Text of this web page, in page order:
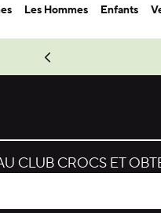
Les Hommes Enfants
Man
CLUB CROCS ET